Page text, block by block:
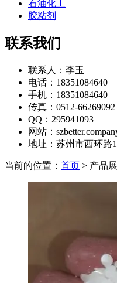
石油化工
胶粘剂
联系我们
联系人： 李玉
电话： 18351084640
手机： 18351084640
传真： 0512-66269092
QQ： 295941093
网站：
地址： 苏州市西环路
当前的位置： 首页 > 产品